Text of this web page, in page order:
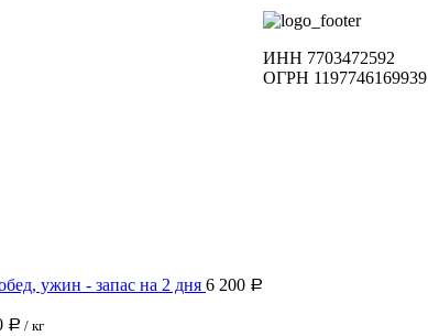
ужин - запас на 2 дня 6 200 Р
Р / кг
ИНН 7703472592
ОГРН 1197746169939